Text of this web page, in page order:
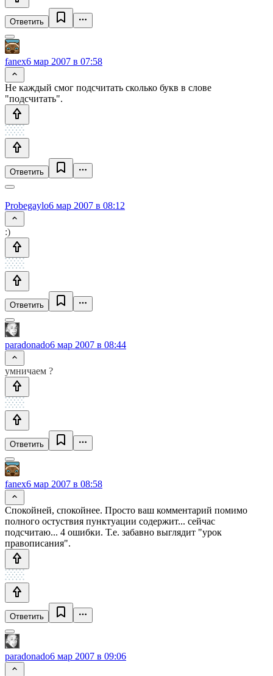
Ответить
fanex6 мар 2007 в 07:58
Не каждый смог подсчитать сколько букв в слове
"подсчитать".
Ответить
Probegaylo6 мар 2007 в 08:12
:)
Ответить
paradonado6 мар 2007 в 08:44
умничаем ?
Ответить
fanex6 мар 2007 в 08:58
Спокойней, спокойнее. Просто ваш комментарий помимо
полного остуствия пунктуации содержит... сейчас
подсчитаю... 4 ошибки. Т.е. забавно выглядит "урок
правописания".
Ответить
paradonado6 мар 2007 в 09:06